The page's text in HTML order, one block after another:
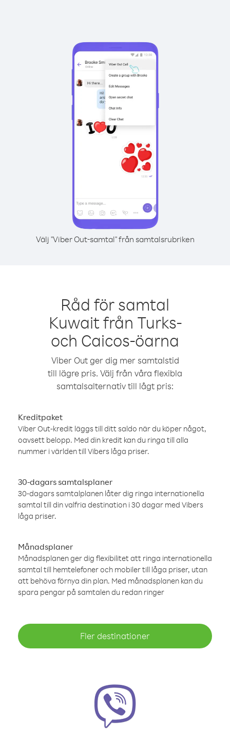
Välj "Viber Out-samtal" från samtalsrubriken
Råd för samtal
Kuwait från Turks-
och Caicos-öarna
Viber Out ger dig mer samtalstid
till lägre pris. Välj från våra flexibla
samtalsalternativ till lågt pris:
Kreditpaket
Viber Out-kredit läggs till ditt saldo när du köper något,
oavsett belopp. Med din kredit kan du ringa till alla
nummer i världen till Vibers låga priser.
30-dagars samtalsplaner
30-dagars samtalplanen låter dig ringa internationella
samtal till din valfria destination i 30 dagar med Vibers
låga priser.
Månadsplaner
Månadsplanen ger dig flexibilitet att ringa internationella
samtal till hemtelefoner och mobiler till låga priser, utan
att behöva förnya din plan. Med månadsplanen kan du
spara pengar på samtalen du redan ringer
Fler destinationer